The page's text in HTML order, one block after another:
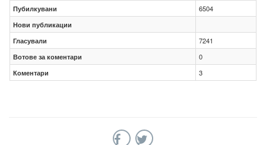
Пубилкувани
6504
Нови публикации
Гласували
7241
Вотове за коментари
0
Коментари
3